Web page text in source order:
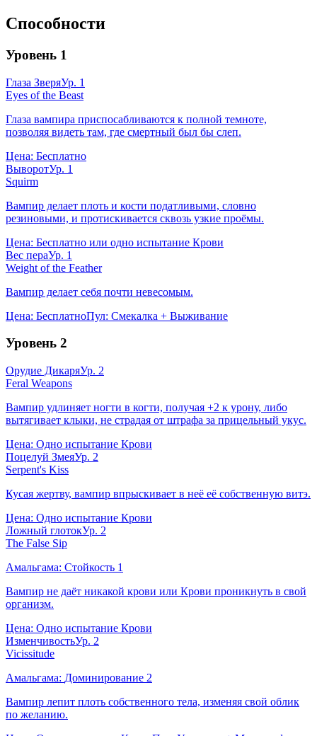
Способности
Уровень 1
Глаза ЗверяУр. 1
Eyes of the Beast
Глаза вампира приспосабливаются к полной темноте,
позволяя видеть там, где смертный был бы слеп.
Цена: Бесплатно
ВыворотУр. 1
Squirm
Вампир делает плоть и кости податливыми, словно
резиновыми, и протискивается сквозь узкие проёмы.
Цена: Бесплатно или одно испытание Крови
Вес пераУр. 1
Weight of the Feather
Вампир делает себя почти невесомым.
Цена: БесплатноПул: Смекалка + Выживание
Уровень 2
Орудие ДикаряУр. 2
Feral Weapons
Вампир удлиняет ногти в когти, получая +2 к урону, либо
вытягивает клыки, не страдая от штрафа за прицельный укус.
Цена: Одно испытание Крови
Поцелуй ЗмеяУр. 2
Serpent's Kiss
Кусая жертву, вампир впрыскивает в неё её собственную витэ.
Цена: Одно испытание Крови
Ложный глотокУр. 2
The False Sip
Амальгама: Стойкость 1
Вампир не даёт никакой крови или Крови проникнуть в свой
организм.
Цена: Одно испытание Крови
ИзменчивостьУр. 2
Vicissitude
Амальгама: Доминирование 2
Вампир лепит плоть собственного тела, изменяя свой облик
по желанию.